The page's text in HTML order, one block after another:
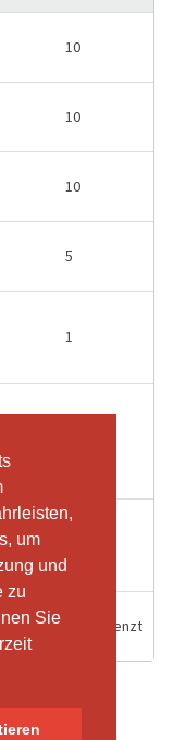
um
und
zu
Sie
um
und
zu
Sie
10
10
10
5
1
Unbegrenzt